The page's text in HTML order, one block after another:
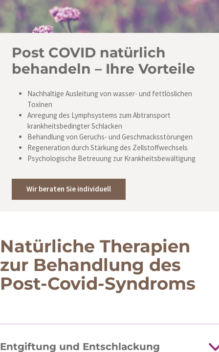
Post COVID natürlich
behandeln – Ihre Vorteile
Nachhaltige Ausleitung von wasser- und fettlöslichen
Toxinen
Anregung des Lymphsystems zum Abtransport
krankheitsbedingter Schlacken
Behandlung von Geruchs- und Geschmacksstörungen
Regeneration durch Stärkung des Zellstoffwechsels
Psychologische Betreuung zur Krankheitsbewältigung
Wir beraten Sie individuell
Natürliche Therapien
zur Behandlung des
Post-Covid-Syndroms
Entgiftung und Entschlackung